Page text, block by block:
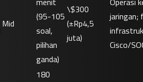
Mid
(95-105
soal,
pilihan
ganda)
\$300
(±Rp4,5
juta)
jaringan;
Cisco/
180